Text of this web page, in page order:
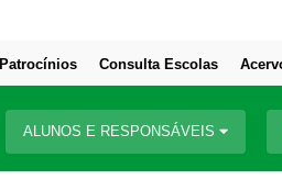
Patrocínios Consulta Escolas
ALUNOS E RESPONSÁVEIS